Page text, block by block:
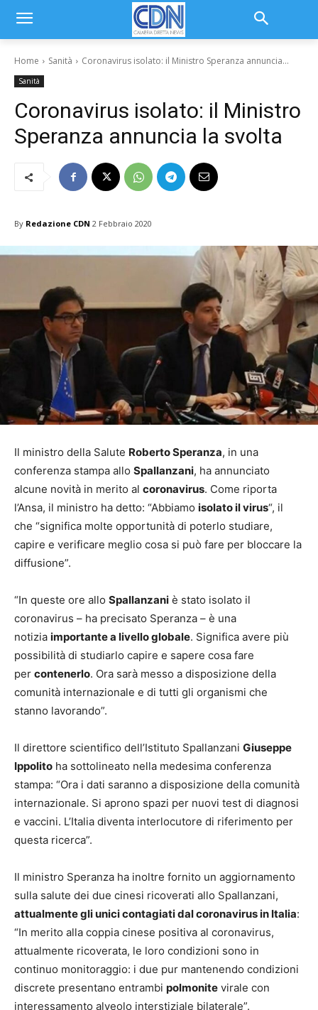
Home Sanità Coronavirus isolato: il Ministro Speranza annuncia...
Sanità
Coronavirus isolato: il Ministro
Speranza annuncia la svolta
By Redazione CDN 2 Febbraio 2020
Il ministro della Salute Roberto Speranza, in una
conferenza stampa allo Spallanzani, ha annunciato
alcune novità in merito al coronavirus. Come riporta
l’Ansa, il ministro ha detto: “Abbiamo isolato il virus“, il
che “significa molte opportunità di poterlo studiare,
capire e verificare meglio cosa si può fare per bloccare la
diffusione”.
“In queste ore allo Spallanzani è stato isolato il
coronavirus – ha precisato Speranza – è una
notizia importante a livello globale. Significa avere più
possibilità di studiarlo capire e sapere cosa fare
per contenerlo. Ora sarà messo a disposizione della
comunità internazionale e di tutti gli organismi che
stanno lavorando‎”.
Il direttore scientifico dell’Istituto Spallanzani Giuseppe
Ippolito ha sottolineato nella medesima conferenza
stampa: “Ora i dati saranno a disposizione della comunità
internazionale. Si aprono spazi per nuovi test di diagnosi
e vaccini. L’Italia diventa interlocutore di riferimento per
questa ricerca”.
Il ministro Speranza ha inoltre fornito un aggiornamento
sulla salute dei due cinesi ricoverati allo Spallanzani,
attualmente gli unici contagiati dal coronavirus in Italia:
“In merito alla coppia cinese positiva al coronavirus,
attualmente ricoverata, le loro condizioni sono in
continuo monitoraggio: i due pur mantenendo condizioni
discrete presentano entrambi polmonite virale con
interessamento alveolo interstiziale bilaterale”.